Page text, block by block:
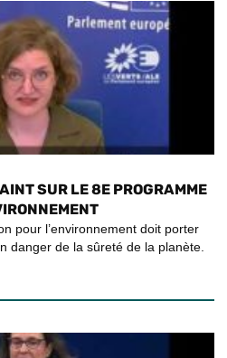
SUR LE 8E PROGRAMME
pour l’environnement doit porter
danger de la sûreté de la planète.